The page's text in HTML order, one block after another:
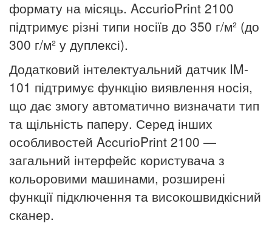
формату на місяць. AccurioPrint 2100
підтримує різні типи носіїв до 350 г/м² (до
300 г/м² у дуплексі).
Додатковий інтелектуальний датчик IM-
101 підтримує функцію виявлення носія,
що дає змогу автоматично визначати тип
та щільність паперу. Серед інших
особливостей AccurioPrint 2100 —
загальний інтерфейс користувача з
кольоровими машинами, розширені
функції підключення та високошвидкісний
сканер.